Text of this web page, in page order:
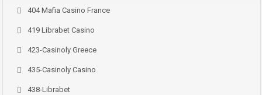
404 Mafia Casino France
419 Librabet Casino
423-Casinoly Greece
435-Casinoly Casino
438-Librabet